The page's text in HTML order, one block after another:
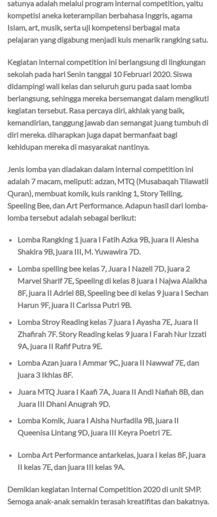
satunya adalah melalui program internal competition, yaitu
kompetisi aneka keterampilan berbahasa Inggris, agama
Islam, art, musik, serta uji kompetensi berbagai mata
pelajaran yang digabung menjadi kuis menarik rangking satu.
Kegiatan internal competition ini berlangsung di lingkungan
sekolah pada hari Senin tanggal 10 Februari 2020. Siswa
didampingi wali kelas dan seluruh guru pada saat lomba
berlangsung, sehingga mereka bersemangat dalam mengikuti
kegiatan tersebut. Rasa percaya diri, akhlak yang baik,
kemandirian, tanggung jawab dan semangat juang tumbuh di
diri mereka. diharapkan juga dapat bermanfaat bagi
kehidupan mereka di masyarakat nantinya.
Jenis lomba yan diadakan dalam internal competition ini
adalah 7 macam, meliputi: adzan, MTQ (Musabaqah Tilawatil
Quran), membuat komik, kuis ranking 1, Story Telling,
Speeling Bee, dan Art Performance. Adapun hasil dari lomba-
lomba tersebut adalah sebagai berikut:
Lomba Rangking 1 juara I Fatih Azka 9B, juara II Aiesha
Shakira 9B, juara III, M. Yuwawira 7D.
Lomba spelling bee kelas 7, Juara I Nazell 7D, juara 2
Marvel Sharif 7E, Speeling di kelas 8 juara I Najwa Alaikha
8F, juara II Adriel 8B, Speeling bee di kelas 9 juara I Sechan
Harun 9F, juara II Carissa Putri 9B.
Lomba Stroy Reading kelas 7 juara I Ayasha 7E, Juara II
Zhafirah 7F. Story Reading kelas 9 juara I Farah Nur Izzati
9A, juara II Rafif Putra 9E.
Lomba Azan juara I Ammar 9C, juara II Nawwaf 7E, dan
juara 3 Ikhlas 8F.
Juara MTQ Juara I Kaafi 7A, Juara II Andi Nafiah 8B, dan
Juara III Dhani Anugrah 9D.
Lomba Komik, Juara I Aisha Nurfadila 9B, juara II
Queenisa Lintang 9D, juara III Keyra Poetri 7E.
Lomba Art Performance antarkelas, juara I kelas 8F, juara
II kelas 7E, dan juara III kelas 9A.
Demikian kegiatan Internal Competition 2020 di unit SMP.
Semoga anak-anak semakin terasah kreatifitas dan bakatnya.